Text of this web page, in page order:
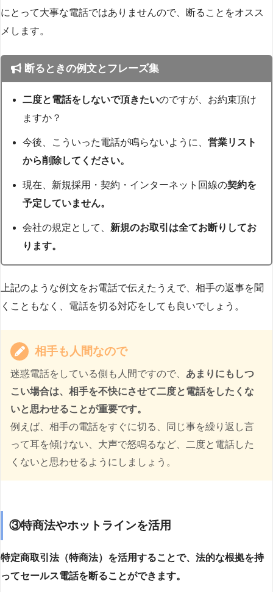
にとって大事な電話ではありませんので、断ることをオスス
メします。
断るときの例文とフレーズ集
二度と電話をしないで頂きたいのですが、お約束頂け
ますか？
今後、こういった電話が鳴らないように、営業リスト
から削除してください。
現在、新規採用・契約・インターネット回線の契約を
予定していません。
会社の規定として、 新規のお取引は全てお断りしてお
ります。
上記のような例文をお電話で伝えたうえで、相手の返事を聞
くこともなく、電話を切る対応をしても良いでしょう。
相手も人間なので
迷惑電話をしている側も人間ですので、 あまりにもしつ
こい場合は、相手を不快にさせて二度と電話をしたくな
いと思わせることが重要です。
例えば、相手の電話をすぐに切る、同じ事を繰り返し言
って耳を傾けない、大声で怒鳴るなど、二度と電話した
くないと思わせるようにしましょう。
③特商法やホットラインを活用
特定商取引法（特商法）を活用することで、法的な根拠を持
ってセールス電話を断ることができます。